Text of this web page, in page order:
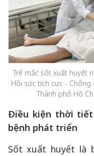
Trẻ mắc sốt xuất huyết
Hồi sức tích cực -
Thành phố Hồ
Điều kiện thời
bệnh phát triển
Sốt xuất huyết là